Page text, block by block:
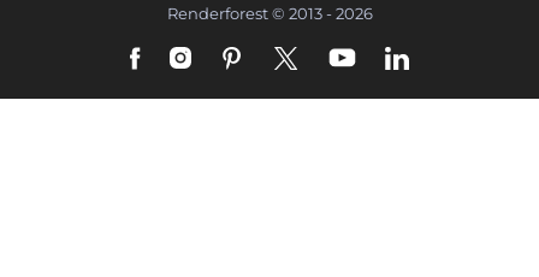
Renderforest © 2013 - 2026